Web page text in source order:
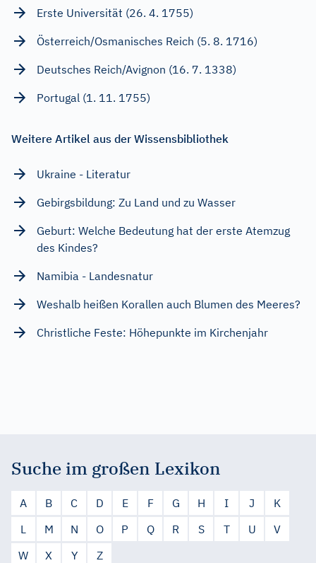
Erste Universität (26. 4. 1755)
Österreich/Osmanisches Reich (5. 8. 1716)
Deutsches Reich/Avignon (16. 7. 1338)
Portugal (1. 11. 1755)
Weitere Artikel aus der Wissensbibliothek
Ukraine - Literatur
Gebirgsbildung: Zu Land und zu Wasser
Geburt: Welche Bedeutung hat der erste Atemzug
des Kindes?
Namibia - Landesnatur
Weshalb heißen Korallen auch Blumen des Meeres?
Christliche Feste: Höhepunkte im Kirchenjahr
Suche im großen Lexikon
A B C D E F G H I J
K
L
M N O P Q R S T U
V
W
X Y Z